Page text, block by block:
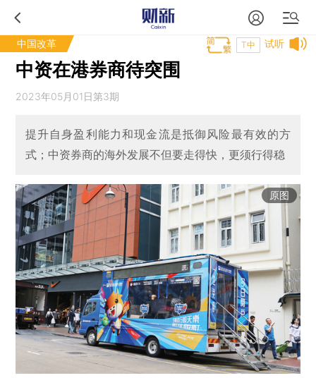
中国改革 试听
T中
中资在港券商待突围
2023年05月01日第3期
提升自身盈利能力和现金流是抵御风险最有效的方
式；中资券商的海外发展不但要走得快，更须行得稳
原图